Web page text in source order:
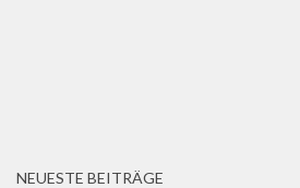
NEUESTE BEITRÄGE